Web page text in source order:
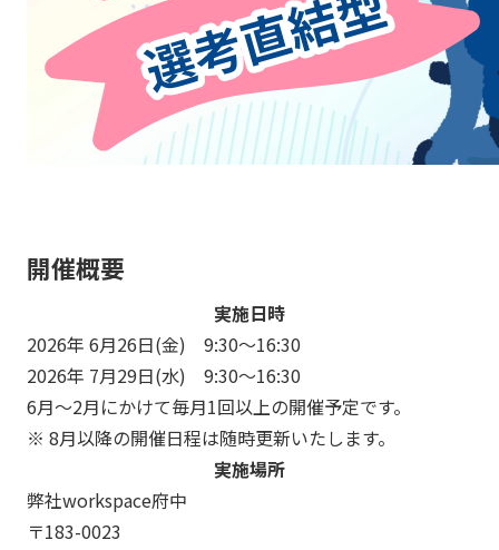
開催概要
実施日時
2026年 6月26日(金) 9:30～16:30
2026年 7月29日(水) 9:30～16:30
6月～2月にかけて毎月1回以上の開催予定です。
※ 8月以降の開催日程は随時更新いたします。
実施場所
弊社workspace府中
〒183-0023